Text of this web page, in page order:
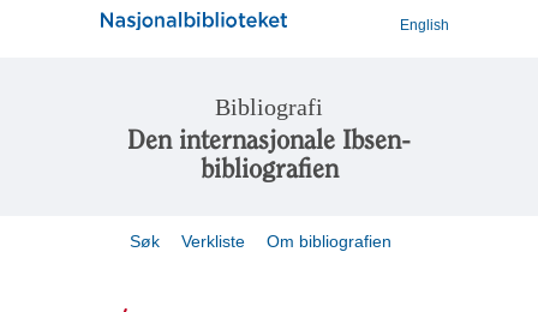
English
Bibliografi
Den internasjonale Ibsen-
bibliografien
Søk Verkliste Om bibliografien